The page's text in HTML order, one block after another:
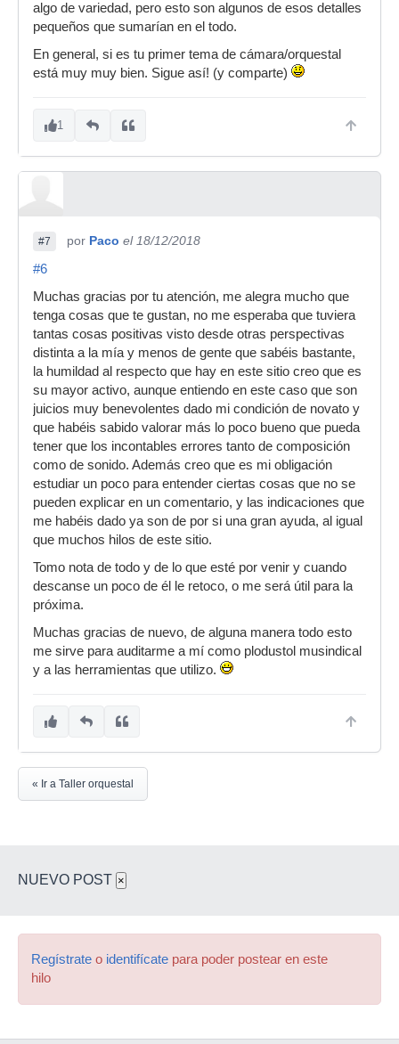
algo de variedad, pero esto son algunos de esos detalles
pequeños que sumarían en el todo.
En general, si es tu primer tema de cámara/orquestal
está muy muy bien. Sigue así! (y comparte)
1
#7 por Paco el 18/12/2018
#6
Muchas gracias por tu atención, me alegra mucho que
tenga cosas que te gustan, no me esperaba que tuviera
tantas cosas positivas visto desde otras perspectivas
distinta a la mía y menos de gente que sabéis bastante,
la humildad al respecto que hay en este sitio creo que es
su mayor activo, aunque entiendo en este caso que son
juicios muy benevolentes dado mi condición de novato y
que habéis sabido valorar más lo poco bueno que pueda
tener que los incontables errores tanto de composición
como de sonido. Además creo que es mi obligación
estudiar un poco para entender ciertas cosas que no se
pueden explicar en un comentario, y las indicaciones que
me habéis dado ya son de por si una gran ayuda, al igual
que muchos hilos de este sitio.
Tomo nota de todo y de lo que esté por venir y cuando
descanse un poco de él le retoco, o me será útil para la
próxima.
Muchas gracias de nuevo, de alguna manera todo esto
me sirve para auditarme a mí como plodustol musindical
y a las herramientas que utilizo.
« Ir a Taller orquestal
NUEVO POST ×
Regístrate o identifícate para poder postear en este
hilo